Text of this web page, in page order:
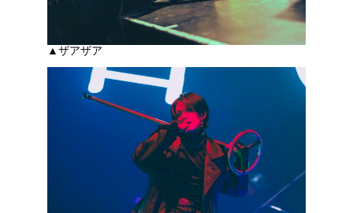
▲ザアザア